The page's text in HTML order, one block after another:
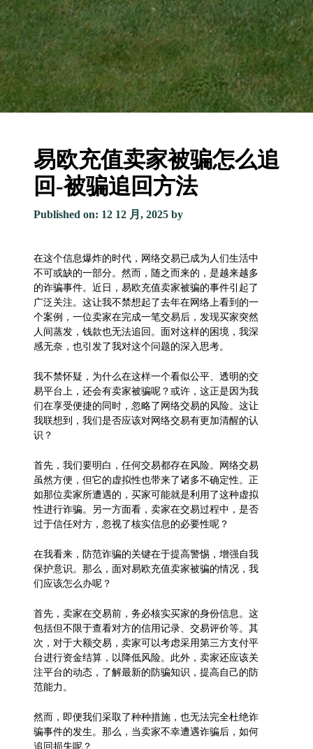
易欧充值卖家被骗怎么追
回-被骗追回方法
Published on: 12 12 月, 2025 by
在这个信息爆炸的时代，网络交易已成为人们生活中
不可或缺的一部分。然而，随之而来的，是越来越多
的诈骗事件。近日，易欧充值卖家被骗的事件引起了
广泛关注。这让我不禁想起了去年在网络上看到的一
个案例，一位卖家在完成一笔交易后，发现买家突然
人间蒸发，钱款也无法追回。面对这样的困境，我深
感无奈，也引发了我对这个问题的深入思考。
我不禁怀疑，为什么在这样一个看似公平、透明的交
易平台上，还会有卖家被骗呢？或许，这正是因为我
们在享受便捷的同时，忽略了网络交易的风险。这让
我联想到，我们是否应该对网络交易有更加清醒的认
识？
首先，我们要明白，任何交易都存在风险。网络交易
虽然方便，但它的虚拟性也带来了诸多不确定性。正
如那位卖家所遭遇的，买家可能就是利用了这种虚拟
性进行诈骗。另一方面看，卖家在交易过程中，是否
过于信任对方，忽视了核实信息的必要性呢？
在我看来，防范诈骗的关键在于提高警惕，增强自我
保护意识。那么，面对易欧充值卖家被骗的情况，我
们应该怎么办呢？
首先，卖家在交易前，务必核实买家的身份信息。这
包括但不限于查看对方的信用记录、交易评价等。其
次，对于大额交易，卖家可以考虑采用第三方支付平
台进行资金结算，以降低风险。此外，卖家还应该关
注平台的动态，了解最新的防骗知识，提高自己的防
范能力。
然而，即便我们采取了种种措施，也无法完全杜绝诈
骗事件的发生。那么，当卖家不幸遭遇诈骗后，如何
追回损失呢？